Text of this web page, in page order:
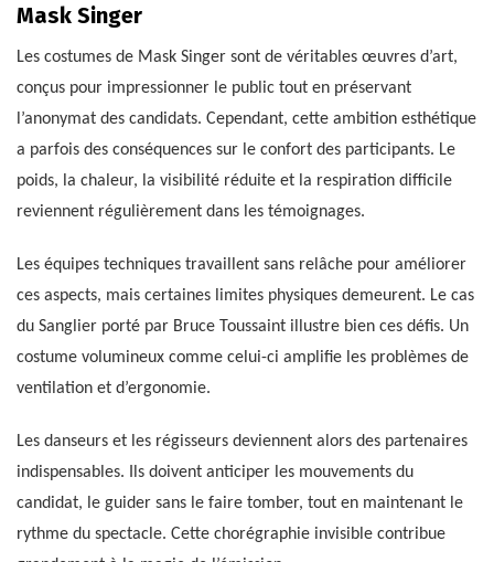
Mask Singer
Les costumes de Mask Singer sont de véritables œuvres d’art,
conçus pour impressionner le public tout en préservant
l’anonymat des candidats. Cependant, cette ambition esthétique
a parfois des conséquences sur le confort des participants. Le
poids, la chaleur, la visibilité réduite et la respiration difficile
reviennent régulièrement dans les témoignages.
Les équipes techniques travaillent sans relâche pour améliorer
ces aspects, mais certaines limites physiques demeurent. Le cas
du Sanglier porté par Bruce Toussaint illustre bien ces défis. Un
costume volumineux comme celui-ci amplifie les problèmes de
ventilation et d’ergonomie.
Les danseurs et les régisseurs deviennent alors des partenaires
indispensables. Ils doivent anticiper les mouvements du
candidat, le guider sans le faire tomber, tout en maintenant le
rythme du spectacle. Cette chorégraphie invisible contribue